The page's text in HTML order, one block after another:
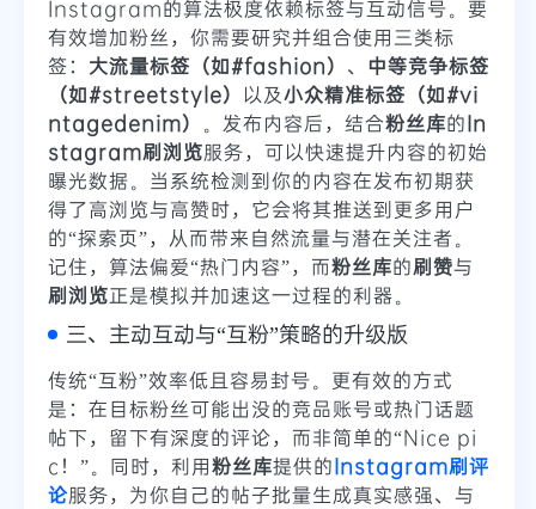
Instagram的算法极度依赖标签与互动信号。要
有效增加粉丝，你需要研究并组合使用三类标
签： 大流量标签（如#fashion） 、 中等竞争标签
（如#streetstyle） 以及小众精准标签（如#vi
ntagedenim）
。发布内容后，结合粉丝库的In
stagram刷浏览服务，可以快速提升内容的初始
曝光数据。当系统检测到你的内容在发布初期获
得了高浏览与高赞时，它会将其推送到更多用户
的“探索页”，从而带来自然流量与潜在关注者。
记住，算法偏爱“热门内容”，而粉丝库的刷赞与
刷浏览正是模拟并加速这一过程的利器。
三、主动互动与“互粉”策略的升级版
传统“互粉”效率低且容易封号。更有效的方式
是：在目标粉丝可能出没的竞品账号或热门话题
帖下，留下有深度的评论，而非简单的“Nice pi
c！”。同时，利用粉丝库提供的Instagram刷评
论服务，为你自己的帖子批量生成真实感强、与